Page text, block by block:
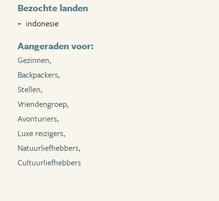
Bezochte landen
indonesie
Aangeraden voor:
Gezinnen,
Backpackers,
Stellen,
Vriendengroep,
Avonturiers,
Luxe reizigers,
Natuurliefhebbers,
Cultuurliefhebbers